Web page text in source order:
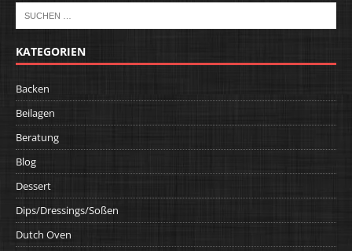
KATEGORIEN
Backen
Beilagen
Beratung
Blog
Dessert
Dips/Dressings/Soßen
Dutch Oven